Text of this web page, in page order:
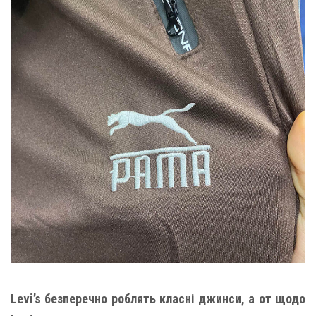
Levi’s безперечно роблять класні джинси, а от щодо